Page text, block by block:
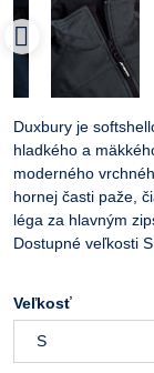
Duxbury je
hladkého a
moderného
hornej časti paže,
léga za hlavným
Dostupné veľkosti
Veľkosť